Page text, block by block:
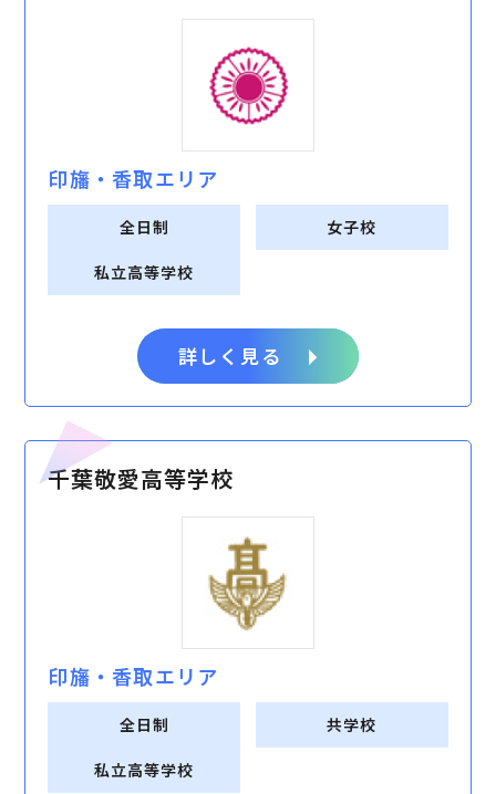
印旛・⾹取エリア
全日制 女子校
私立高等学校
詳しく見る
千葉敬愛高等学校
印旛・⾹取エリア
全日制 共学校
私立高等学校